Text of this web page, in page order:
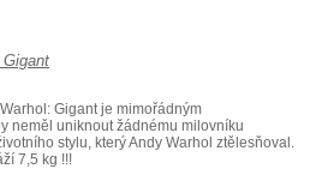
Gigant je mimořádným
neměl uniknout žádnému milovníku
stylu, který Andy Warhol ztělesňoval.
7,5 kg !!!